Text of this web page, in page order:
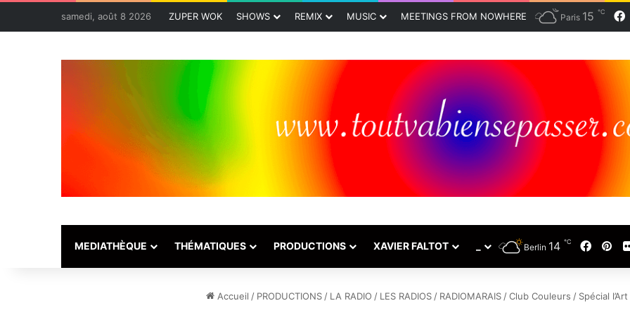
samedi, août 8 2026 ZUPER WOK SHOWS REMIX MUSIC MEETINGS FROM NOWHERE Paris 15 ℃
MEDIATHÈQUE THÉMATIQUES PRODUCTIONS XAVIER FALTOT Berlin 14 ℃
Accueil / PRODUCTIONS / LA RADIO / LES RADIOS / RADIOMARAIS / Club Couleurs / Spécial